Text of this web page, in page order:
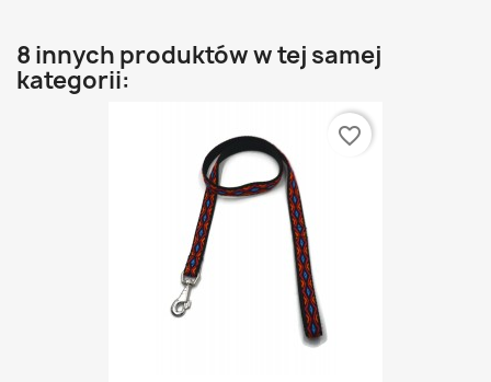
8 innych produktów w tej samej
kategorii:
favorite_border